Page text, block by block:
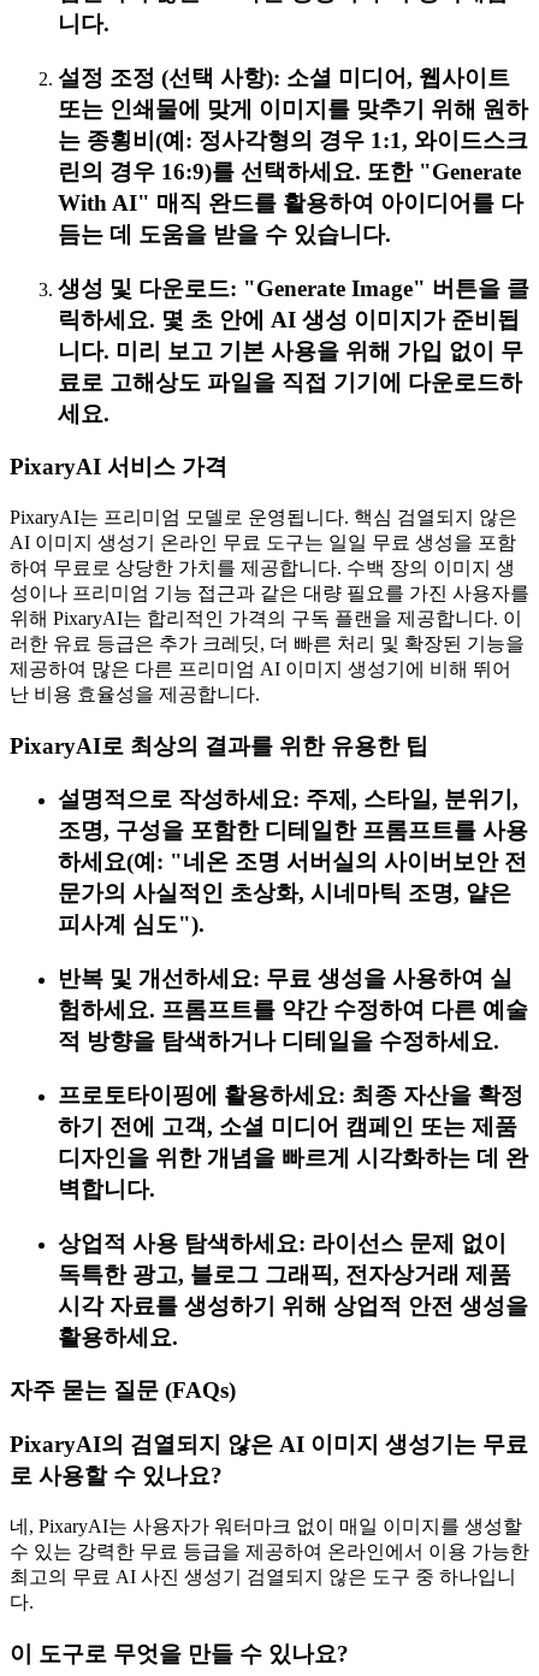
니다.
설정 조정 (선택 사항): 소셜 미디어, 웹사이트
또는 인쇄물에 맞게 이미지를 맞추기 위해 원하
는 종횡비(예: 정사각형의 경우 1:1, 와이드스크
린의 경우 16:9)를 선택하세요. 또한 "Generate
With AI" 매직 완드를 활용하여 아이디어를 다
듬는 데 도움을 받을 수 있습니다.
생성 및 다운로드: "Generate Image" 버튼을 클
릭하세요. 몇 초 안에 AI 생성 이미지가 준비됩
니다. 미리 보고 기본 사용을 위해 가입 없이 무
료로 고해상도 파일을 직접 기기에 다운로드하
세요.
PixaryAI 서비스 가격
PixaryAI는 프리미엄 모델로 운영됩니다. 핵심 검열되지 않은
AI 이미지 생성기 온라인 무료 도구는 일일 무료 생성을 포함
하여 무료로 상당한 가치를 제공합니다. 수백 장의 이미지 생
성이나 프리미엄 기능 접근과 같은 대량 필요를 가진 사용자를
위해 PixaryAI는 합리적인 가격의 구독 플랜을 제공합니다. 이
러한 유료 등급은 추가 크레딧, 더 빠른 처리 및 확장된 기능을
제공하여 많은 다른 프리미엄 AI 이미지 생성기에 비해 뛰어
난 비용 효율성을 제공합니다.
PixaryAI로 최상의 결과를 위한 유용한 팁
설명적으로 작성하세요: 주제, 스타일, 분위기,
조명, 구성을 포함한 디테일한 프롬프트를 사용
하세요(예: "네온 조명 서버실의 사이버보안 전
문가의 사실적인 초상화, 시네마틱 조명, 얕은
피사계 심도").
반복 및 개선하세요: 무료 생성을 사용하여 실
험하세요. 프롬프트를 약간 수정하여 다른 예술
적 방향을 탐색하거나 디테일을 수정하세요.
프로토타이핑에 활용하세요: 최종 자산을 확정
하기 전에 고객, 소셜 미디어 캠페인 또는 제품
디자인을 위한 개념을 빠르게 시각화하는 데 완
벽합니다.
상업적 사용 탐색하세요: 라이선스 문제 없이
독특한 광고, 블로그 그래픽, 전자상거래 제품
시각 자료를 생성하기 위해 상업적 안전 생성을
활용하세요.
자주 묻는 질문 (FAQs)
PixaryAI의 검열되지 않은 AI 이미지 생성기는 무료
로 사용할 수 있나요?
네, PixaryAI는 사용자가 워터마크 없이 매일 이미지를 생성할
수 있는 강력한 무료 등급을 제공하여 온라인에서 이용 가능한
최고의 무료 AI 사진 생성기 검열되지 않은 도구 중 하나입니
다.
이 도구로 무엇을 만들 수 있나요?